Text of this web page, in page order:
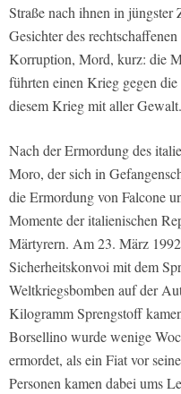
Straße nach ihnen in jüngster
Gesichter des
Korruption, Mord, kurz: die
führten einen Krieg gegen
diesem Krieg mit aller Gewalt.
Nach der Ermordung des
Moro, der sich in
die Ermordung von Falcone
Momente der italienischen
Märtyrern. Am 23. März
Sicherheitskonvoi mit dem
Weltkriegsbomben auf der
Kilogramm Sprengstoff
Borsellino wurde wenige
ermordet, als ein Fiat vor
Personen kamen dabei ums